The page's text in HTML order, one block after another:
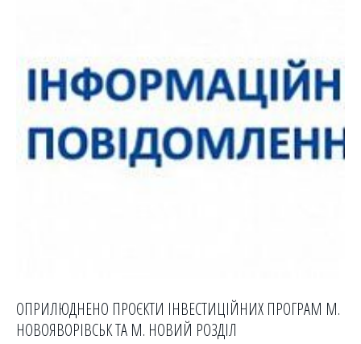
ОПРИЛЮДНЕНО ПРОЄКТИ ІНВЕСТИЦІЙНИХ ПРОГРАМ М.
НОВОЯВОРІВСЬК ТА М. НОВИЙ РОЗДІЛ